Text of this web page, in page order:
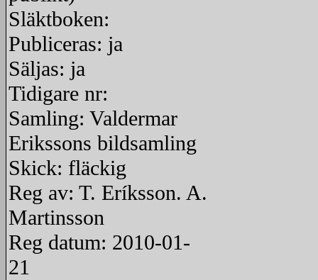
Släktboken:
Publiceras: ja
Säljas: ja
Tidigare nr:
Samling: Valdermar
Erikssons bildsamling
Skick: fläckig
Reg av: T. Eríksson. A.
Martinsson
Reg datum: 2010-01-
21